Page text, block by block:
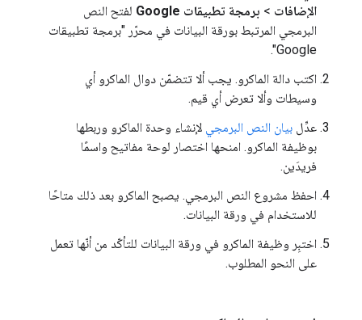
الإضافات > برمجة تطبيقات Google
لفتح النص
البرمجي المرتبط بورقة البيانات في محرّر "برمجة تطبيقات
Google".
اكتب دالة الماكرو. يجب ألا تتضمّن دوال الماكرو أي
وسيطات وألا تعرض أي قيم.
عدِّل بيان النص البرمجي لإنشاء وحدة الماكرو وربطها
بوظيفة الماكرو. امنحها اختصار لوحة مفاتيح واسمًا
فريدَين.
احفظ مشروع النص البرمجي. يصبح الماكرو بعد ذلك متاحًا
للاستخدام في ورقة البيانات.
اختبِر وظيفة الماكرو في ورقة البيانات للتأكّد من أنّها تعمل
على النحو المطلوب.